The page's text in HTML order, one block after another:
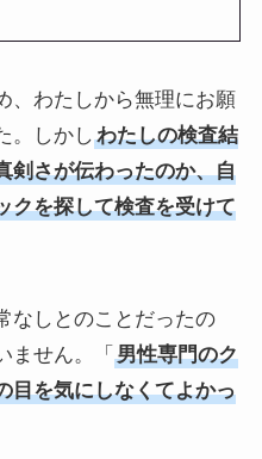
、わたしから無理にお願
。しかし わたしの検査結
剣さが伝わったのか、自
クを探して検査を受けて
なしとのことだったの
ません。「 男性専門のク
目を気にしなくてよかっ